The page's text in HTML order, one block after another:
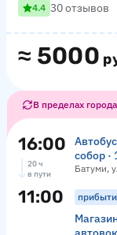
≈ 5000
4.4 30 отзывов
В пределах города
16:00
собор ·
Батуми,
20 ч
в пути
11:00